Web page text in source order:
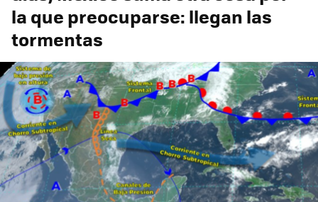
la que preocuparse: llegan las
tormentas